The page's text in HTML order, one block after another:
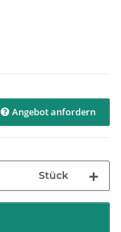
Angebot anfordern
Stück